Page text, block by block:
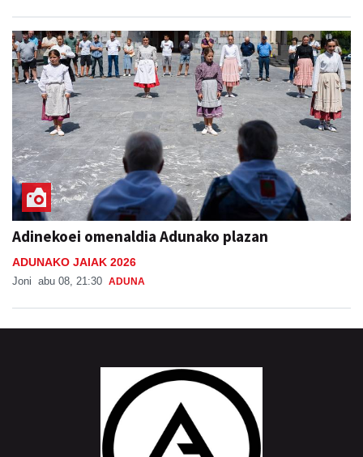
Adinekoei omenaldia Adunako plazan
ADUNAKO JAIAK 2026
Joni abu 08, 21:30 ADUNA